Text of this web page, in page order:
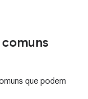
que podem